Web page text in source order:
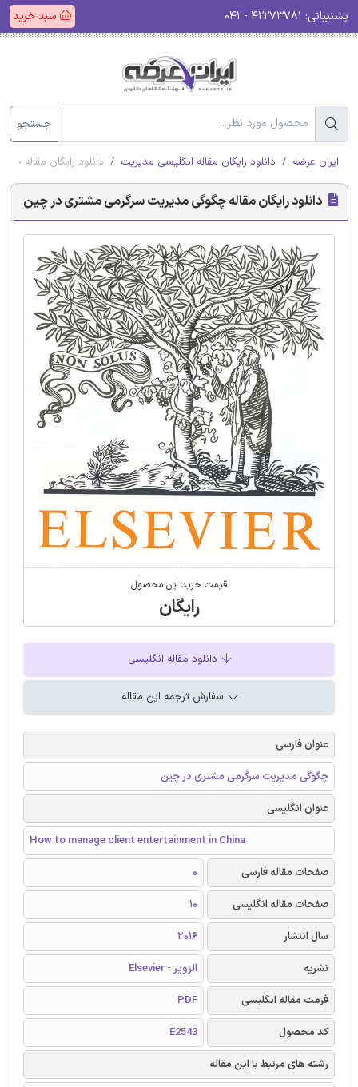
پشتیبانی: سبد خرید
جستجو
ایران عرضه دانلود رایگان مقاله انگلیسی مدیریت دانلود رایگان مقاله
دانلود رایگان مقاله چگوگی مدیریت سرگرمی مشتری در چین
قیمت خرید این محصول
رایگان
دانلود مقاله انگلیسی
سفارش ترجمه این مقاله
عنوان فارسی
چگوگی مدیریت سرگرمی مشتری در چین
عنوان انگلیسی
How to manage client entertainment in China
صفحات مقاله فارسی
0
صفحات مقاله انگلیسی
10
سال انتشار
2016
نشریه
الزویر - Elsevier
فرمت مقاله انگلیسی
PDF
کد محصول
E2543
رشته های مرتبط با این مقاله